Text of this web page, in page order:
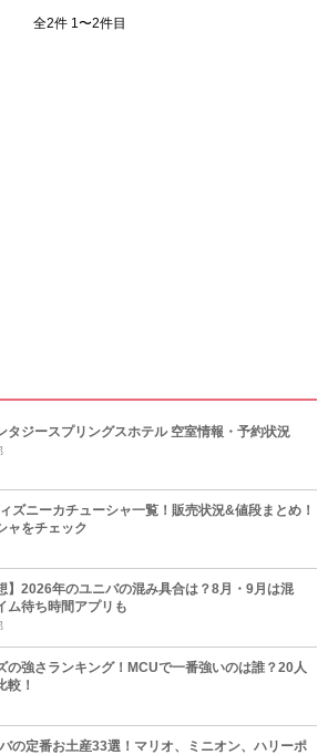
全2件 1〜2件目
タジースプリングスホテル 空室情報・予約状況
ズニーカチューシャ一覧！販売状況&値段まとめ！
ャをチェック
】2026年のユニバの混み具合は？8月・9月は混
ム待ち時間アプリも
の強さランキング！MCUで一番強いのは誰？20人
較！
の定番お土産33選！マリオ、ミニオン、ハリーポ